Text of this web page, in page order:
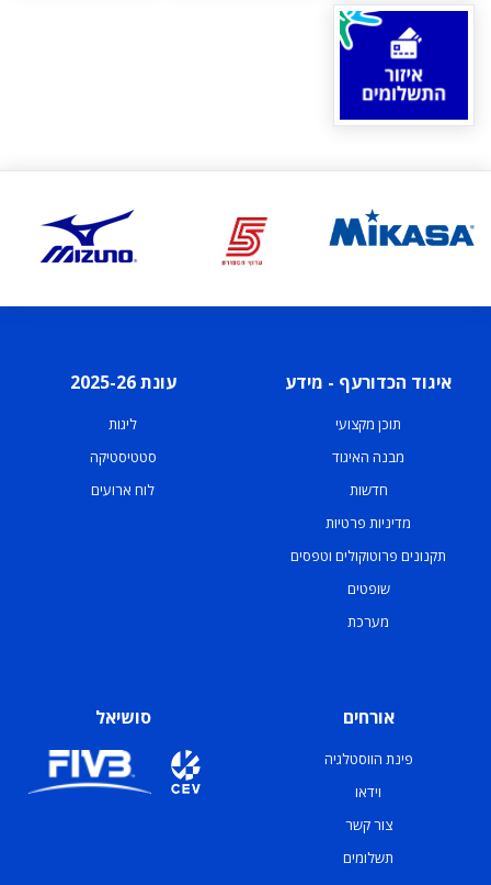
איגוד הכדורעף - מידע
תוכן מקצועי
מבנה האיגוד
חדשות
מדיניות פרטיות
תקנונים פרוטוקולים וטפסים
שופטים
מערכת
עונת 2025-26
ליגות
סטטיסטיקה
לוח ארועים
אורחים
פינת הווסטלגיה
וידאו
צור קשר
תשלומים
סושיאל